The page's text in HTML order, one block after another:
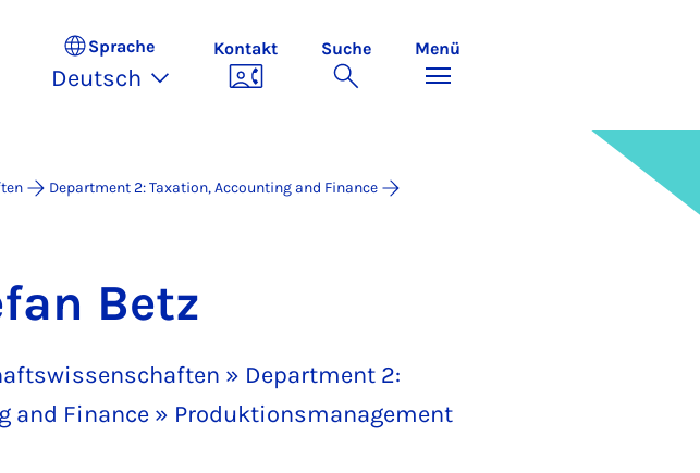
Sprache
Deutsch
Kontakt Suche Menü
Department 2: Taxation, Accounting and Finance
Betz
» Department 2:
and Finance » Produktionsmanagement